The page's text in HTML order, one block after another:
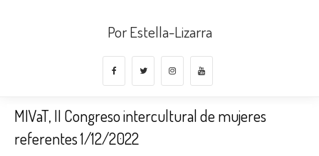
Por Estella-Lizarra
MIVaT, II Congreso intercultural de mujeres
referentes 1/12/2022